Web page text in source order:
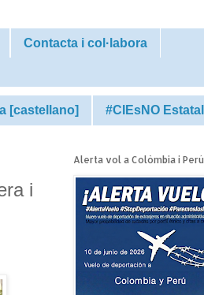
Contacta i col·labora
[castellano] #CIEsNO Estatal
i
Alerta vol a Colòmbia i Perú